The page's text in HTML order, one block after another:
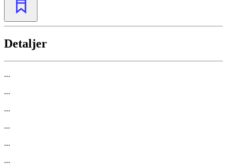
Detaljer
...
...
...
...
...
...